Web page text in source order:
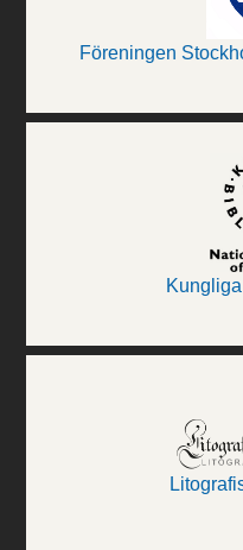
Föreningen